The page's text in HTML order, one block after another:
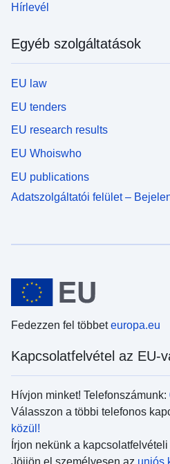
Hírlevél
Egyéb szolgáltatások
EU law
EU tenders
EU research results
EU Whoiswho
EU publications
Adatszolgáltatói felület –
Fedezzen fel többeteuropa.eu
Kapcsolatfelvétel az EU-
Hívjon minket! Telefonszámunk:
Válasszon a többi telefonos
közül!
Írjon nekünk a kapcsolatfelvételi